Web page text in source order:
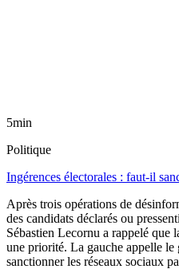
5min
Politique
Ingérences électorales : faut-il
Après trois opérations de
des candidats déclarés ou
Sébastien Lecornu a rappelé que
une priorité. La gauche appelle le
sanctionner les réseaux sociaux